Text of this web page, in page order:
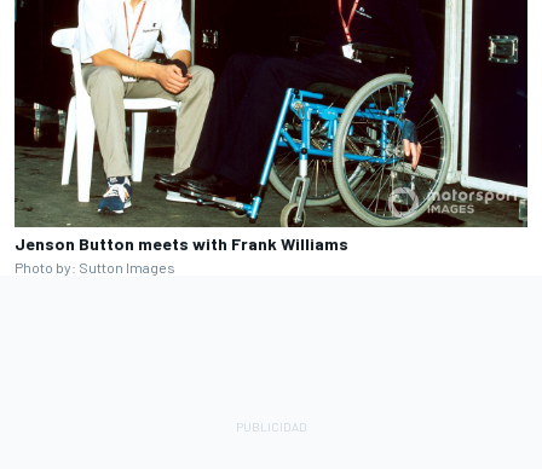
Jenson Button meets with Frank Williams
Photo by: Sutton Images